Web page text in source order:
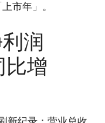
市年」。
润
增